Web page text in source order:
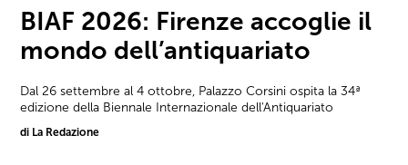
BIAF 2026: Firenze accoglie il
mondo dell’antiquariato
Dal 26 settembre al 4 ottobre, Palazzo Corsini ospita la 34ª
edizione della Biennale Internazionale dell'Antiquariato
di La Redazione